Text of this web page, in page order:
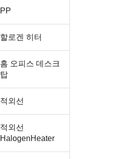
PP
할로겐 히터
홈 오피스 데스크
탑
적외선
적외선
HalogenHeater